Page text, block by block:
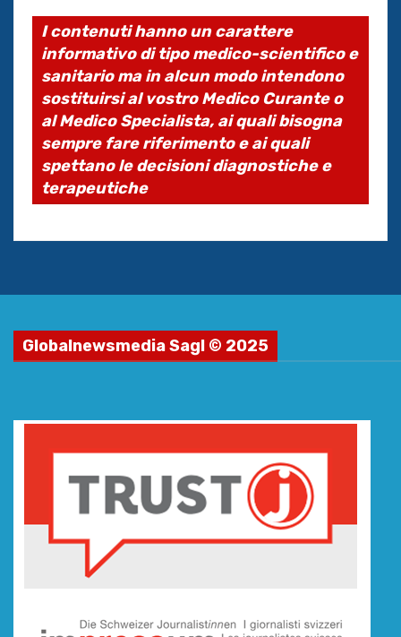
I contenuti hanno un carattere
informativo di tipo medico-scientifico e
sanitario ma in alcun modo intendono
sostituirsi al vostro Medico Curante o
al Medico Specialista, ai quali bisogna
sempre fare riferimento e ai quali
spettano le decisioni diagnostiche e
terapeutiche
Globalnewsmedia Sagl © 2025